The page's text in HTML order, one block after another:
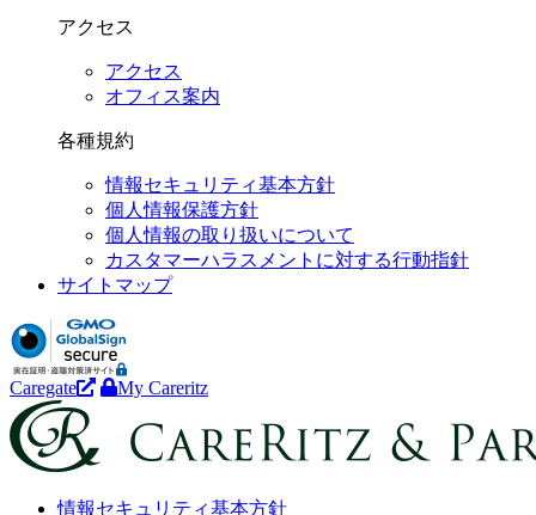
アクセス
アクセス
オフィス案内
各種規約
情報セキュリティ基本方針
個人情報保護方針
個人情報の取り扱いについて
カスタマーハラスメントに対する行動指針
サイトマップ
Caregate My Careritz
情報セキュリティ基本方針